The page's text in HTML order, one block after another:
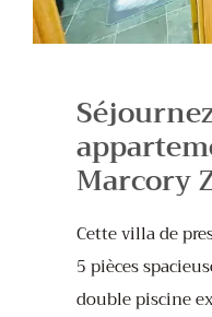
Marcory
Cette villa de
5 pièces
double piscine